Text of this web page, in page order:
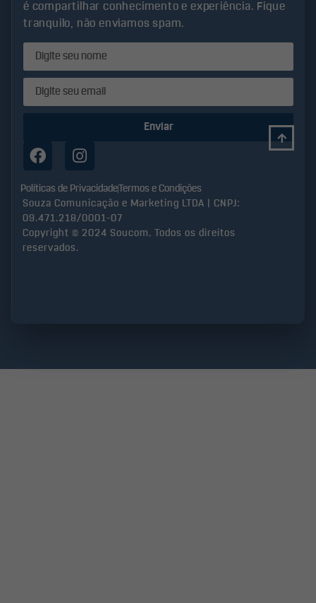
é compartilhar conhecimento e experiência. Fique
tranquilo, não enviamos spam.
Enviar
Políticas de Privacidade Termos e Condições
Souza Comunicação e Marketing LTDA | CNPJ:
09.471.218/0001-07
Copyright © 2024 Soucom, Todos os direitos
reservados.